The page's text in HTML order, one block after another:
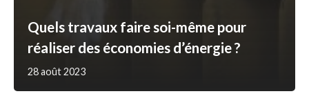
Quels travaux faire soi-même pour
réaliser des économies d’énergie ?
28 août 2023